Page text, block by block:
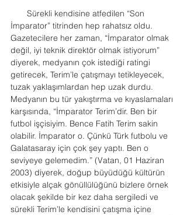
Sürekli kendisine atfedilen “Son
İmparator” titrinden hep rahatsız oldu.
Gazetecilere her zaman, “İmparator olmak
değil, iyi teknik direktör olmak istiyorum”
diyerek, medyanın çok istediği ratingi
getirecek, Terim’le çatışmayı tetikleyecek,
tuzak yaklaşımlardan hep uzak durdu.
Medyanın bu tür yakıştırma ve kıyaslamaları
karşısında, “İmparator Terim’dir. Ben bir
futbol işçisiyim. Bence Fatih Terim sakin
olabilir. İmparator o. Çünkü Türk futbolu ve
Galatasaray için çok şey yaptı. Ben o
seviyeye gelemedim.” (Vatan, 01 Haziran
2003) diyerek, doğup büyüdüğü kültürün
etkisiyle alçak gönüllülüğünü bizlere örnek
olacak şekilde bir kez daha sergiledi ve
sürekli Terim’le kendisini çatışma içine